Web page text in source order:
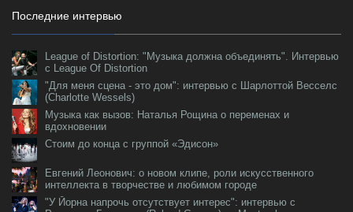
Последние интервью
League of Distortion: "Музыка должна объединять". Интервью
с League Of Distortion
"Для меня сцена - это дом": интервью с Шарлоттой Весселс
(Charlotte Wessels)
Музыка как вызов: Наталья Рощина о переменах и
вдохновении
Стоим до конца с группой «Эдисон»
Евгений Леонович: о новом клипе, роли искусственного
интеллекта в творчестве и любимом городе
"У Йорна напрочь отсутствует интерес": интервью с